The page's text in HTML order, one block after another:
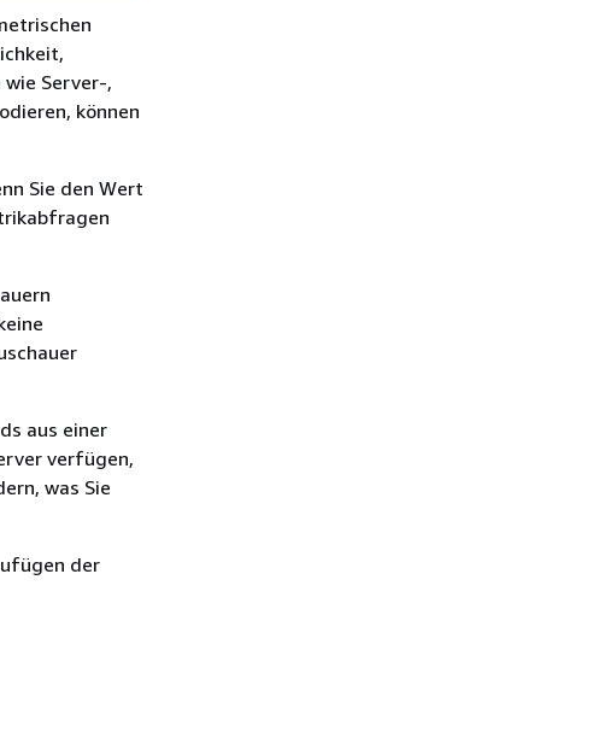
Server-,
können
Sie den Wert
aus einer
verfügen,
was Sie
der